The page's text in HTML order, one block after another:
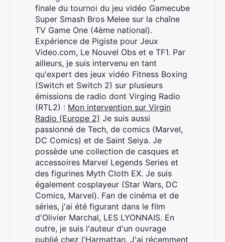
finale du tournoi du jeu vidéo Gamecube
Super Smash Bros Melee sur la chaîne
TV Game One (4ème national).
Expérience de Pigiste pour Jeux
Video.com, Le Nouvel Obs et e TF1. Par
ailleurs, je suis intervenu en tant
qu'expert des jeux vidéo Fitness Boxing
(Switch et Switch 2) sur plusieurs
émissions de radio dont Virging Radio
(RTL2) : Mon intervention sur Virgin
Radio (Europe 2) Je suis aussi
passionné de Tech, de comics (Marvel,
DC Comics) et de Saint Seiya. Je
possède une collection de casques et
accessoires Marvel Legends Series et
des figurines Myth Cloth EX. Je suis
également cosplayeur (Star Wars, DC
Comics, Marvel). Fan de cinéma et de
séries, j'ai été figurant dans le film
d'Olivier Marchal, LES LYONNAIS. En
outre, je suis l'auteur d'un ouvrage
publié chez l'Harmattan. J'ai récemment
Rechercher
: